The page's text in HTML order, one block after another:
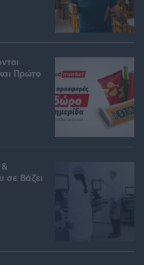
Πρώτο
σε Bάζει